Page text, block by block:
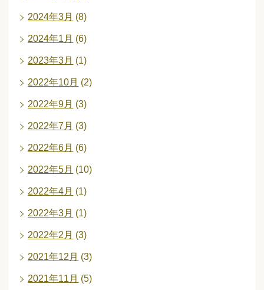
2024年3月 (8)
2024年1月 (6)
2023年3月 (1)
2022年10月 (2)
2022年9月 (3)
2022年7月 (3)
2022年6月 (6)
2022年5月 (10)
2022年4月 (1)
2022年3月 (1)
2022年2月 (3)
2021年12月 (3)
2021年11月 (5)